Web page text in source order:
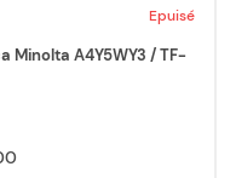
Epuisé
Minolta A4Y5WY3 / TF-